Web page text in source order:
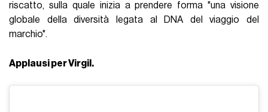
riscatto, sulla quale inizia a prendere forma "una visione
globale della diversità legata al DNA del viaggio del
marchio".
Applausi per Virgil.